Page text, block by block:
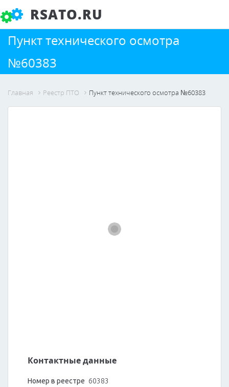
RSATO.RU
Пункт технического осмотра
№60383
Главная Реестр ПТО Пункт технического осмотра №60383
Контактные данные
Номер в реестре 60383